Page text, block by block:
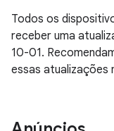
Todos os
receber uma
10-01.
essas atualizações